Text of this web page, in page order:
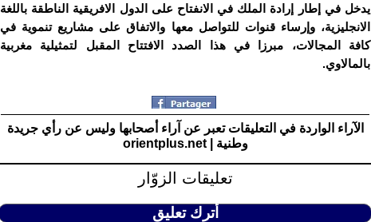
يدخل في إطار إرادة الملك في الانفتاح على الدول الافريقية الناطقة باللغة
الانجليزية، وإرساء قنوات للتواصل معها والاتفاق على مشاريع تنموية في
كافة المجالات، مبرزا في هذا الصدد الافتتاح المقبل لتمثيلية مغربية
بالمالاوي.
الآراء الواردة في التعليقات تعبر عن آراء أصحابها وليس عن رأي جريدة
وطنية | orientplus.net
تعليقات الزوّار
أترك تعليق